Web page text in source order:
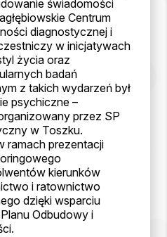
świadomości
Centrum
diagnostycznej i
w inicjatywach
życia oraz
badań
z takich wydarzeń był
psychiczne –
przez SP
w Toszku.
ramach prezentacji
kierunków
i ratownictwo
dzięki wsparciu
Odbudowy i